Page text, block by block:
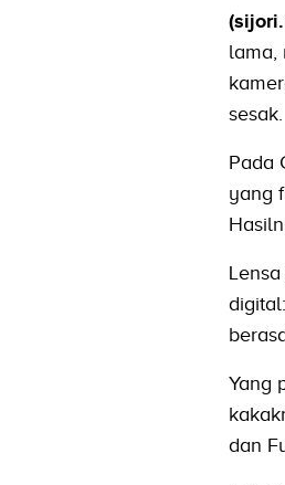
lama,
sesak.
Pada
yang
Yang
dan